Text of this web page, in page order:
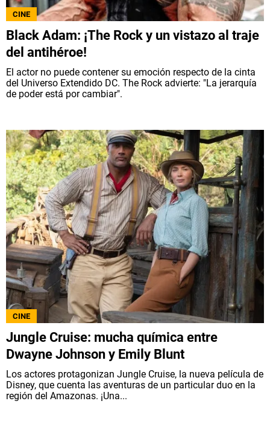
CINE
Black Adam: ¡The Rock y un vistazo al traje
del antihéroe!
El actor no puede contener su emoción respecto de la cinta
del Universo Extendido DC. The Rock advierte: "La jerarquía
de poder está por cambiar".
CINE
Jungle Cruise: mucha química entre
Dwayne Johnson y Emily Blunt
Los actores protagonizan Jungle Cruise, la nueva película de
Disney, que cuenta las aventuras de un particular duo en la
región del Amazonas. ¡Una...